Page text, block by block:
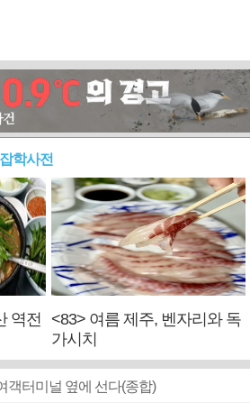
학사전
역전
<83> 여름 제주, 벤자리와 독
가시치
객터미널 옆에 선다(종합)